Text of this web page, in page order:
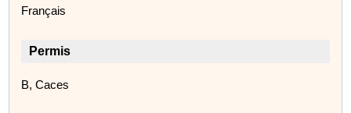
Français
Permis
B, Caces